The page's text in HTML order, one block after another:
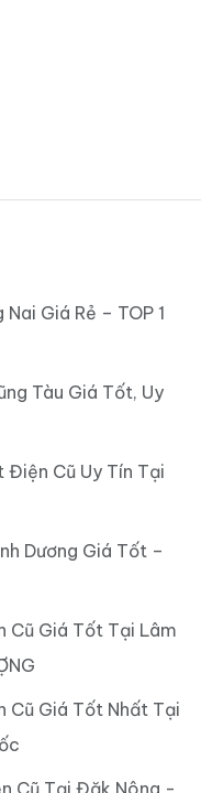
Giá Rẻ – TOP 1
Tàu Giá Tốt, Uy
Điện Cũ Uy Tín Tại
Dương Giá Tốt –
Cũ Giá Tốt Tại Lâm
Cũ Giá Tốt Nhất Tại